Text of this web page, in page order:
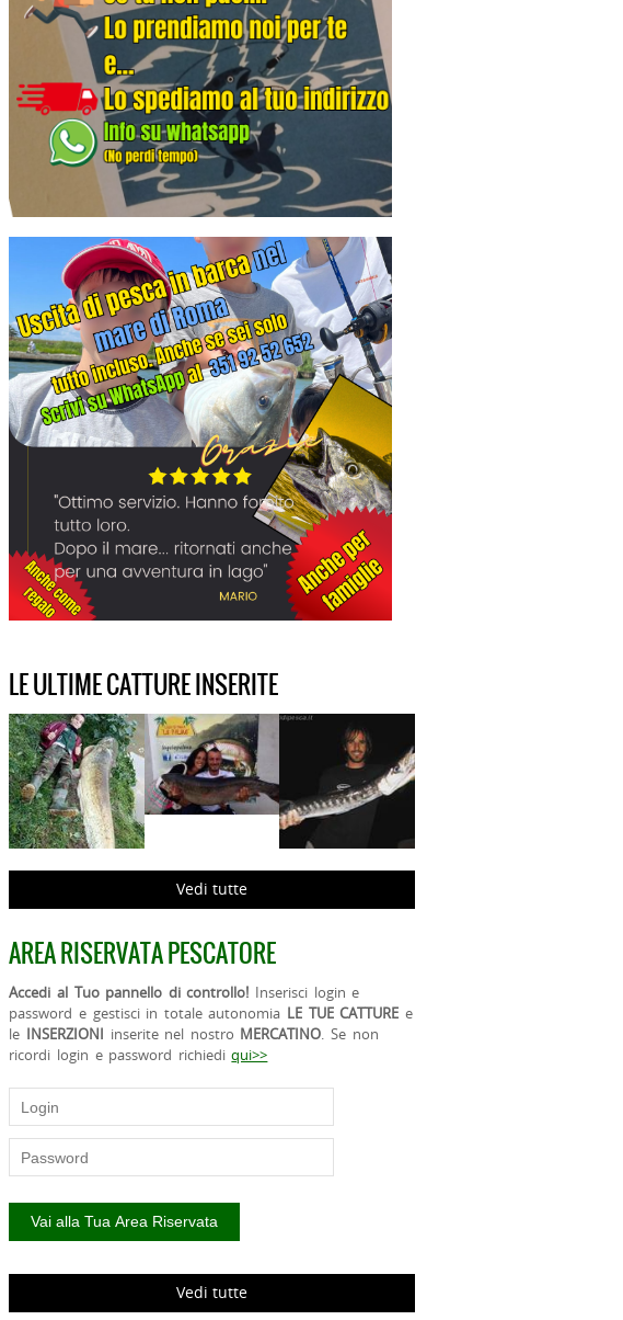
LE ULTIME CATTURE INSERITE
Vedi tutte
AREA RISERVATA PESCATORE
Accedi al Tuo pannello di controllo! Inserisci login e
password e gestisci in totale autonomia LE TUE CATTURE e
le INSERZIONI inserite nel nostro MERCATINO. Se non
ricordi login e password richiediqui>>
Vedi tutte